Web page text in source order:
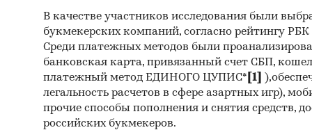
В
В качестве участников исследования были
букмекерских компаний, согласно рейтингу
Среди платежных методов были
банковская карта, привязанный счет СБП,
платежный метод ЕДИНОГО ЦУПИС* [1]
легальность расчетов в сфере азартных игр),
прочие способы пополнения и снятия средств,
российских букмекеров.